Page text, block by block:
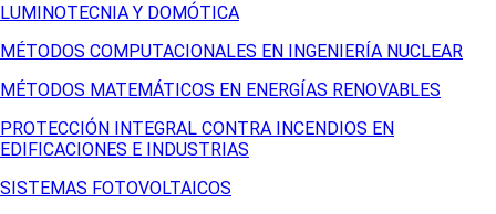
LUMINOTECNIA Y DOMÓTICA
MÉTODOS COMPUTACIONALES EN INGENIERÍA NUCLEAR
MÉTODOS MATEMÁTICOS EN ENERGÍAS RENOVABLES
PROTECCIÓN INTEGRAL CONTRA INCENDIOS EN
EDIFICACIONES E INDUSTRIAS
SISTEMAS FOTOVOLTAICOS